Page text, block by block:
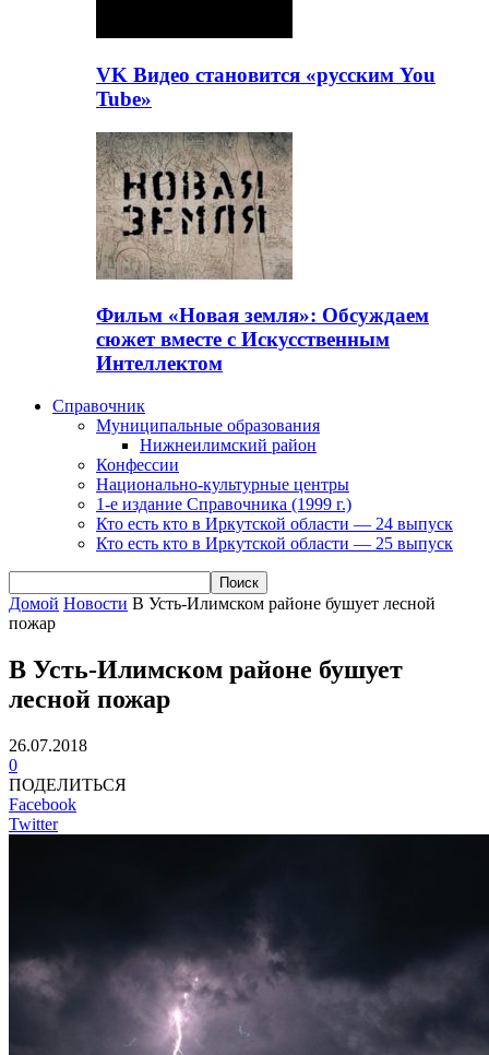
VK Видео становится «русским You
Tube»
Фильм «Новая земля»: Обсуждаем
сюжет вместе с Искусственным
Интеллектом
Справочник
Муниципальные образования
Нижнеилимский район
Конфессии
Национально-культурные центры
1-е издание Справочника (1999 г.)
Кто есть кто в Иркутской области — 24 выпуск
Кто есть кто в Иркутской области — 25 выпуск
Домой Новости В Усть-Илимском районе бушует лесной
пожар
В Усть-Илимском районе бушует
лесной пожар
26.07.2018
0
ПОДЕЛИТЬСЯ
Facebook
Twitter